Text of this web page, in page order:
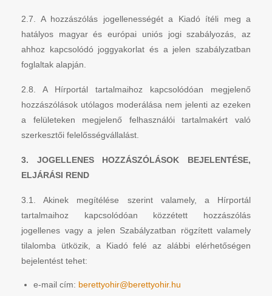
2.7. A hozzászólás jogellenességét a Kiadó ítéli meg a
hatályos magyar és európai uniós jogi szabályozás, az
ahhoz kapcsolódó joggyakorlat és a jelen szabályzatban
foglaltak alapján.
2.8. A Hírportál tartalmaihoz kapcsolódóan megjelenő
hozzászólások utólagos moderálása nem jelenti az ezeken
a felületeken megjelenő felhasználói tartalmakért való
szerkesztői felelősségvállalást.
3. JOGELLENES HOZZÁSZÓLÁSOK BEJELENTÉSE,
ELJÁRÁSI REND
3.1. Akinek megítélése szerint valamely, a Hírportál
tartalmaihoz kapcsolódóan közzétett hozzászólás
jogellenes vagy a jelen Szabályzatban rögzített valamely
tilalomba ütközik, a Kiadó felé az alábbi elérhetőségen
bejelentést tehet:
e-mail cím: berettyohir@berettyohir.hu